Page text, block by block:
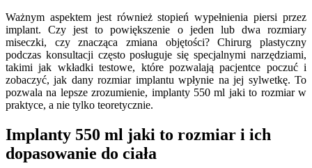
Ważnym aspektem jest również stopień wypełnienia piersi przez
implant. Czy jest to powiększenie o jeden lub dwa rozmiary
miseczki, czy znacząca zmiana objętości? Chirurg plastyczny
podczas konsultacji często posługuje się specjalnymi narzędziami,
takimi jak wkładki testowe, które pozwalają pacjentce poczuć i
zobaczyć, jak dany rozmiar implantu wpłynie na jej sylwetkę. To
pozwala na lepsze zrozumienie, implanty 550 ml jaki to rozmiar w
praktyce, a nie tylko teoretycznie.
Implanty 550 ml jaki to rozmiar i ich
dopasowanie do ciała